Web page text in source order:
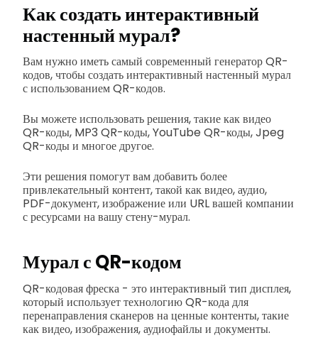
Как создать интерактивный
настенный мурал?
Вам нужно иметь самый современный генератор QR-
кодов, чтобы создать интерактивный настенный мурал
с использованием QR-кодов.
Вы можете использовать решения, такие как видео
QR-коды, MP3 QR-коды, YouTube QR-коды, Jpeg
QR-коды и многое другое.
Эти решения помогут вам добавить более
привлекательный контент, такой как видео, аудио,
PDF-документ, изображение или URL вашей компании
с ресурсами на вашу стену-мурал.
Мурал с QR-кодом
QR-кодовая фреска - это интерактивный тип дисплея,
который использует технологию QR-кода для
перенаправления сканеров на ценные контенты, такие
как видео, изображения, аудиофайлы и документы.